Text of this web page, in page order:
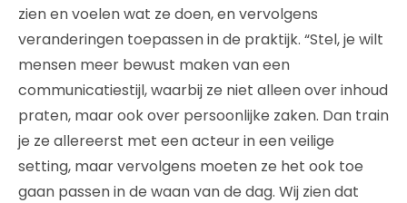
zien en voelen wat ze doen, en vervolgens
veranderingen toepassen in de praktijk. “Stel, je wilt
mensen meer bewust maken van een
communicatiestijl, waarbij ze niet alleen over inhoud
praten, maar ook over persoonlijke zaken. Dan train
je ze allereerst met een acteur in een veilige
setting, maar vervolgens moeten ze het ook toe
gaan passen in de waan van de dag. Wij zien dat